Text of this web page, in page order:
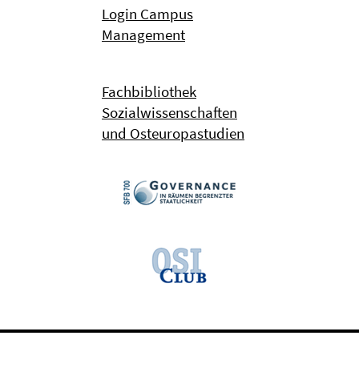
Login Campus
Management
Fachbibliothek
Sozialwissenschaften
und Osteuropastudien